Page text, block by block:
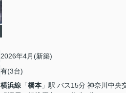
2026年4月(新築)
有(3台)
横浜線 「橋本 」駅 バス15分 神奈川中央